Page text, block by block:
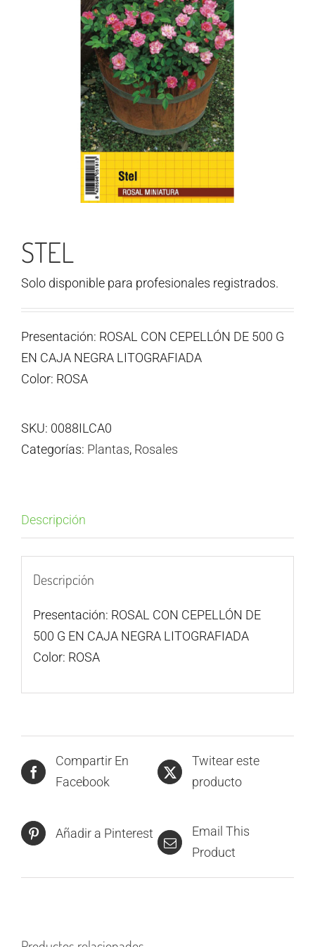
STEL
Solo disponible para profesionales registrados.
Presentación: ROSAL CON CEPELLÓN DE 500 G
EN CAJA NEGRA LITOGRAFIADA
Color: ROSA
SKU: 0088ILCA0
Categorías: Plantas, Rosales
Descripción
Descripción
Presentación: ROSAL CON CEPELLÓN DE
500 G EN CAJA NEGRA LITOGRAFIADA
Color: ROSA
Compartir En
Facebook
Twitear este
producto
Añadir a Pinterest
Email This
Product